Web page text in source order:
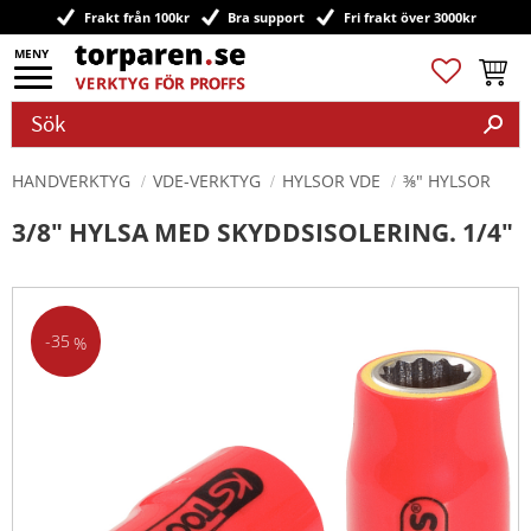
Meny
Frakt från 100kr Bra support Fri frakt över 3000kr
Favoriter
HANDVERKTYG VDE-VERKTYG HYLSOR VDE ⅜" HYLSOR
3/8" HYLSA MED SKYDDSISOLERING. 1/4"
35 %